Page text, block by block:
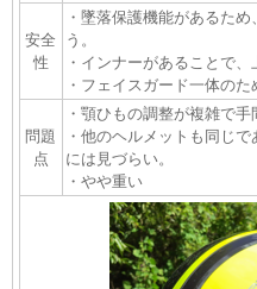
安全
性
・墜落保護機能があるた
う。
・インナーがあることで、
・フェイスガード一体のた
問題
点
・顎ひもの調整が複雑で手
・他のヘルメットも同じ
には見づらい。
・やや重い